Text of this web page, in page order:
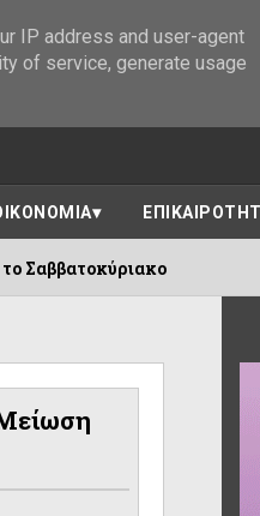
07/08/2026
IP address and user-agent
of service, generate usage